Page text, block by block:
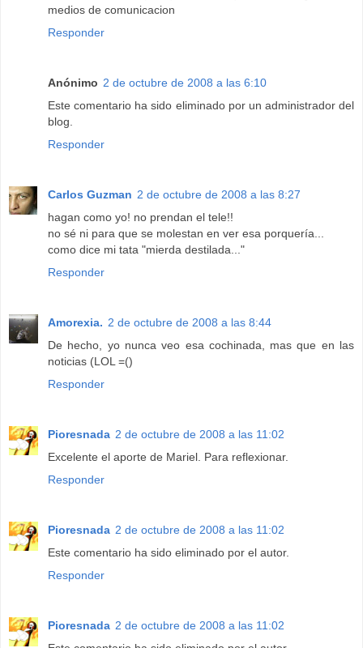
medios de comunicacion
Responder
Anónimo 2 de octubre de 2008 a las 6:10
Este comentario ha sido eliminado por un administrador del
blog.
Responder
Carlos Guzman 2 de octubre de 2008 a las 8:27
hagan como yo! no prendan el tele!!
no sé ni para que se molestan en ver esa porquería...
como dice mi tata "mierda destilada..."
Responder
Amorexia. 2 de octubre de 2008 a las 8:44
De hecho, yo nunca veo esa cochinada, mas que en las
noticias (LOL =()
Responder
Pioresnada 2 de octubre de 2008 a las 11:02
Excelente el aporte de Mariel. Para reflexionar.
Responder
Pioresnada 2 de octubre de 2008 a las 11:02
Este comentario ha sido eliminado por el autor.
Responder
Pioresnada 2 de octubre de 2008 a las 11:02